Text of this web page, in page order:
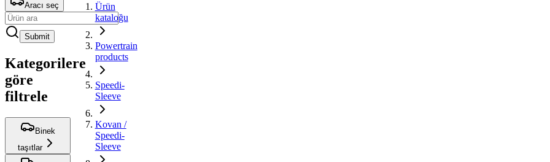
Aracı seç
Submit
Kategorilere
göre
filtrele
Binek
taşıtlar
Ürün
kataloğu
Powertrain
products
Speedi-
Sleeve
Kovan /
Speedi-
Sleeve